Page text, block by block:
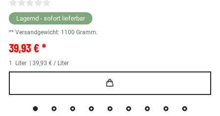
Lagernd - sofort lieferbar
** Versandgewicht: 1100 Gramm.
39,93 € *
1 Liter | 39,93 € / Liter